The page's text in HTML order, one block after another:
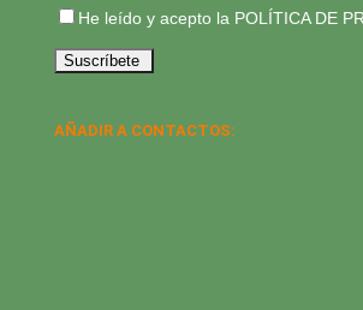
He leído y acepto la POLÍTICA DE
AÑADIR A CONTACTOS: